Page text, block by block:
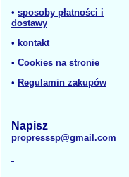
• sposoby płatności i
dostawy
• kontakt
• Cookies na stronie
• Regulamin zakupów
Napisz
propresssp@gmail.com